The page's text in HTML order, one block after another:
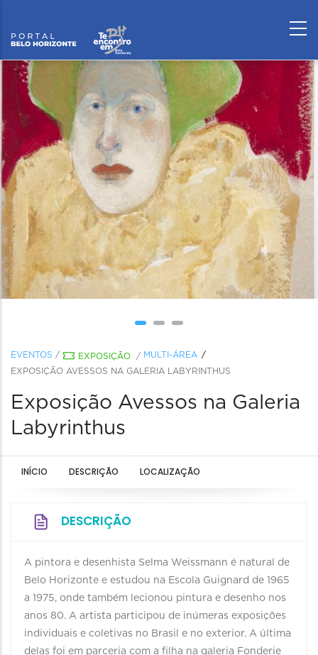
EVENTOS / EXPOSIÇÃO / MULTI-ÁREA
EXPOSIÇÃO AVESSOS NA GALERIA LABYRINTHUS
Exposição Avessos na Galeria
Labyrinthus
INÍCIO DESCRIÇÃO LOCALIZAÇÃO
DESCRIÇÃO
A pintora e desenhista Selma Weissmann é natural de
Belo Horizonte e estudou na Escola Guignard de 1965
a 1975, onde também lecionou pintura e desenho nos
anos 80. A artista participou de inúmeras exposições
individuais e coletivas no Brasil e no exterior. A última
delas foi em parceria com a filha na galeria Fonderie